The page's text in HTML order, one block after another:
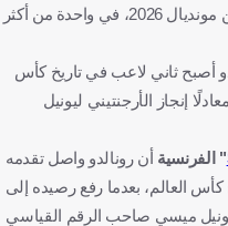
ملعب دالاس، ضمن منافسات دور الـ16 من مونديال 2026، في واحدة من أكثر
أصبح ثاني لاعب في تاريخ كأس
معادلًا إنجاز الأرجنتيني ليونيل
" الفرنسية أن رونالدو واصل تقدمه
كأس العالم، بعدما رفع رصيده إلى
ليونيل ميسي صاحب الرقم القياسي